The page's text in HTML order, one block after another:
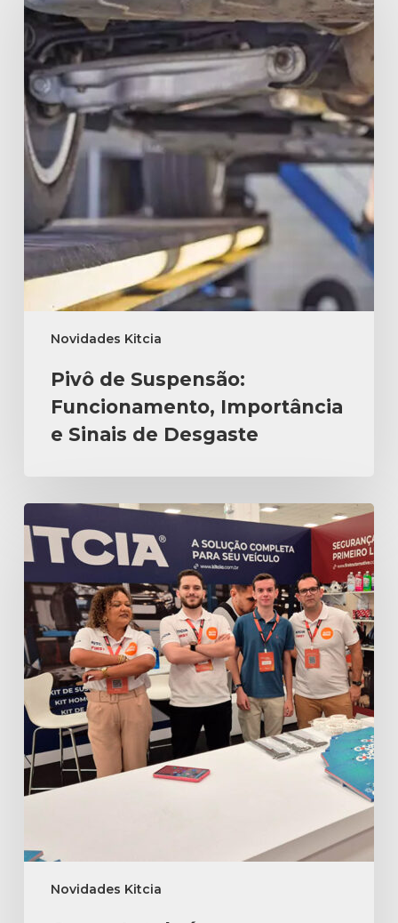
Novidades Kitcia
Pivô de Suspensão:
Funcionamento, Importância
e Sinais de Desgaste
Novidades Kitcia